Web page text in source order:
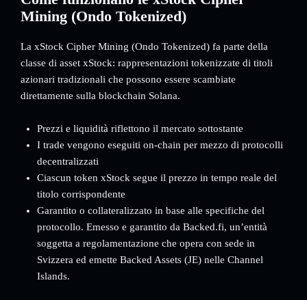
Mining (Ondo Tokenized)
La xStock Cipher Mining (Ondo Tokenized) fa parte della
classe di asset xStock: rappresentazioni tokenizzate di titoli
azionari tradizionali che possono essere scambiate
direttamente sulla blockchain Solana.
Prezzi e liquidità riflettono il mercato sottostante
I trade vengono eseguiti on-chain per mezzo di protocolli
decentralizzati
Ciascun token xStock segue il prezzo in tempo reale del
titolo corrispondente
Garantito o collateralizzato in base alle specifiche del
protocollo. Emesso e garantito da Backed.fi, un’entità
soggetta a regolamentazione che opera con sede in
Svizzera ed emette Backed Assets (JE) nelle Channel
Islands.